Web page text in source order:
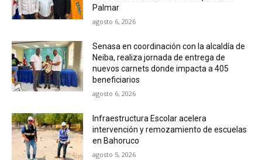
Palmar
agosto 6, 2026
Senasa en coordinación con la alcaldía de
Neiba, realiza jornada de entrega de
nuevos carnets donde impacta a 405
beneficiarios
agosto 6, 2026
Infraestructura Escolar acelera
intervención y remozamiento de escuelas
en Bahoruco
agosto 5, 2026